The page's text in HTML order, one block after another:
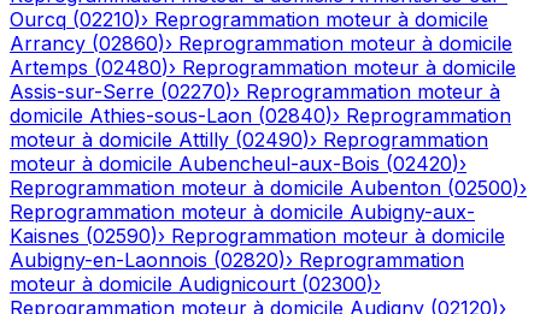
Ourcq (02210)› Reprogrammation moteur à domicile
Arrancy (02860)› Reprogrammation moteur à domicile
Artemps (02480)› Reprogrammation moteur à domicile
Assis-sur-Serre (02270)› Reprogrammation moteur à
domicile Athies-sous-Laon (02840)› Reprogrammation
moteur à domicile Attilly (02490)› Reprogrammation
moteur à domicile Aubencheul-aux-Bois (02420)›
Reprogrammation moteur à domicile Aubenton (02500)›
Reprogrammation moteur à domicile Aubigny-aux-
Kaisnes (02590)› Reprogrammation moteur à domicile
Aubigny-en-Laonnois (02820)› Reprogrammation
moteur à domicile Audignicourt (02300)›
Reprogrammation moteur à domicile Audigny (02120)›